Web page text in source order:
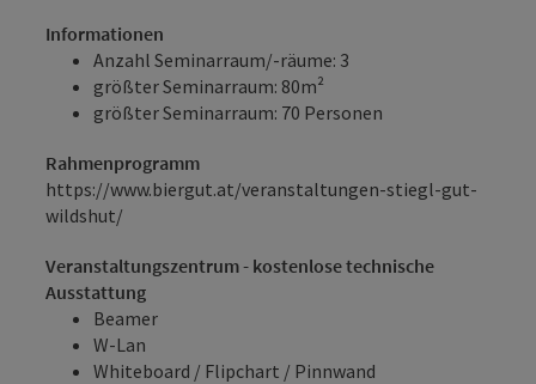
Informationen
Anzahl Seminarraum/-räume: 3
größter Seminarraum: 80m²
größter Seminarraum: 70 Personen
Rahmenprogramm
https://www.biergut.at/veranstaltungen-stiegl-gut-
wildshut/
Veranstaltungszentrum - kostenlose technische
Ausstattung
Beamer
W-Lan
Whiteboard / Flipchart / Pinnwand